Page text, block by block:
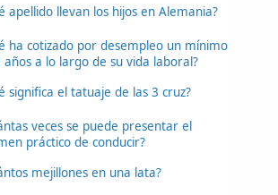
apellido llevan los hijos en Alemania?
ha cotizado por desempleo un mínimo
años a lo largo de su vida laboral?
significa el tatuaje de las 3 cruz?
veces se puede presentar el
práctico de conducir?
mejillones en una lata?